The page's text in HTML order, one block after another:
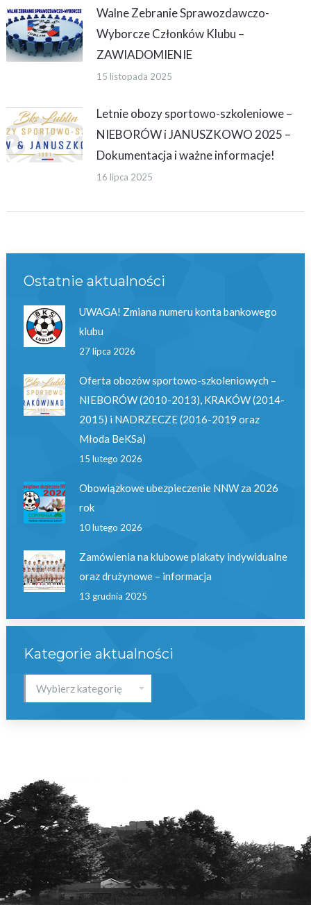
Walne Zebranie Sprawozdawczo-
Wyborcze Członków Klubu –
ZAWIADOMIENIE
15 listopada 2025
Letnie obozy sportowo-szkoleniowe –
NIEBORÓW i JANUSZKOWO 2025 –
Dokumentacja i ważne informacje!
16 lipca 2025
Ostatnie aktualności
UWAGA! Zmiana numeru konta bankowego
klubu
27 lipca 2026
Oferta obozów sportowo-szkoleniowych –
NIEBORÓW (2010-2013), KRAKÓW (2014-
2015) i NADRZECZE (2016-2019 oraz
Młoda BeKSa)
15 lutego 2026
Obowiązkowe ubezpieczenie NNW za 2026
rok
10 lutego 2026
Zamówienia na klubowe plakaty indywidualne
oraz drużynowe – informacja
13 grudnia 2025
Kategorie aktualności
Kategorie
aktualności